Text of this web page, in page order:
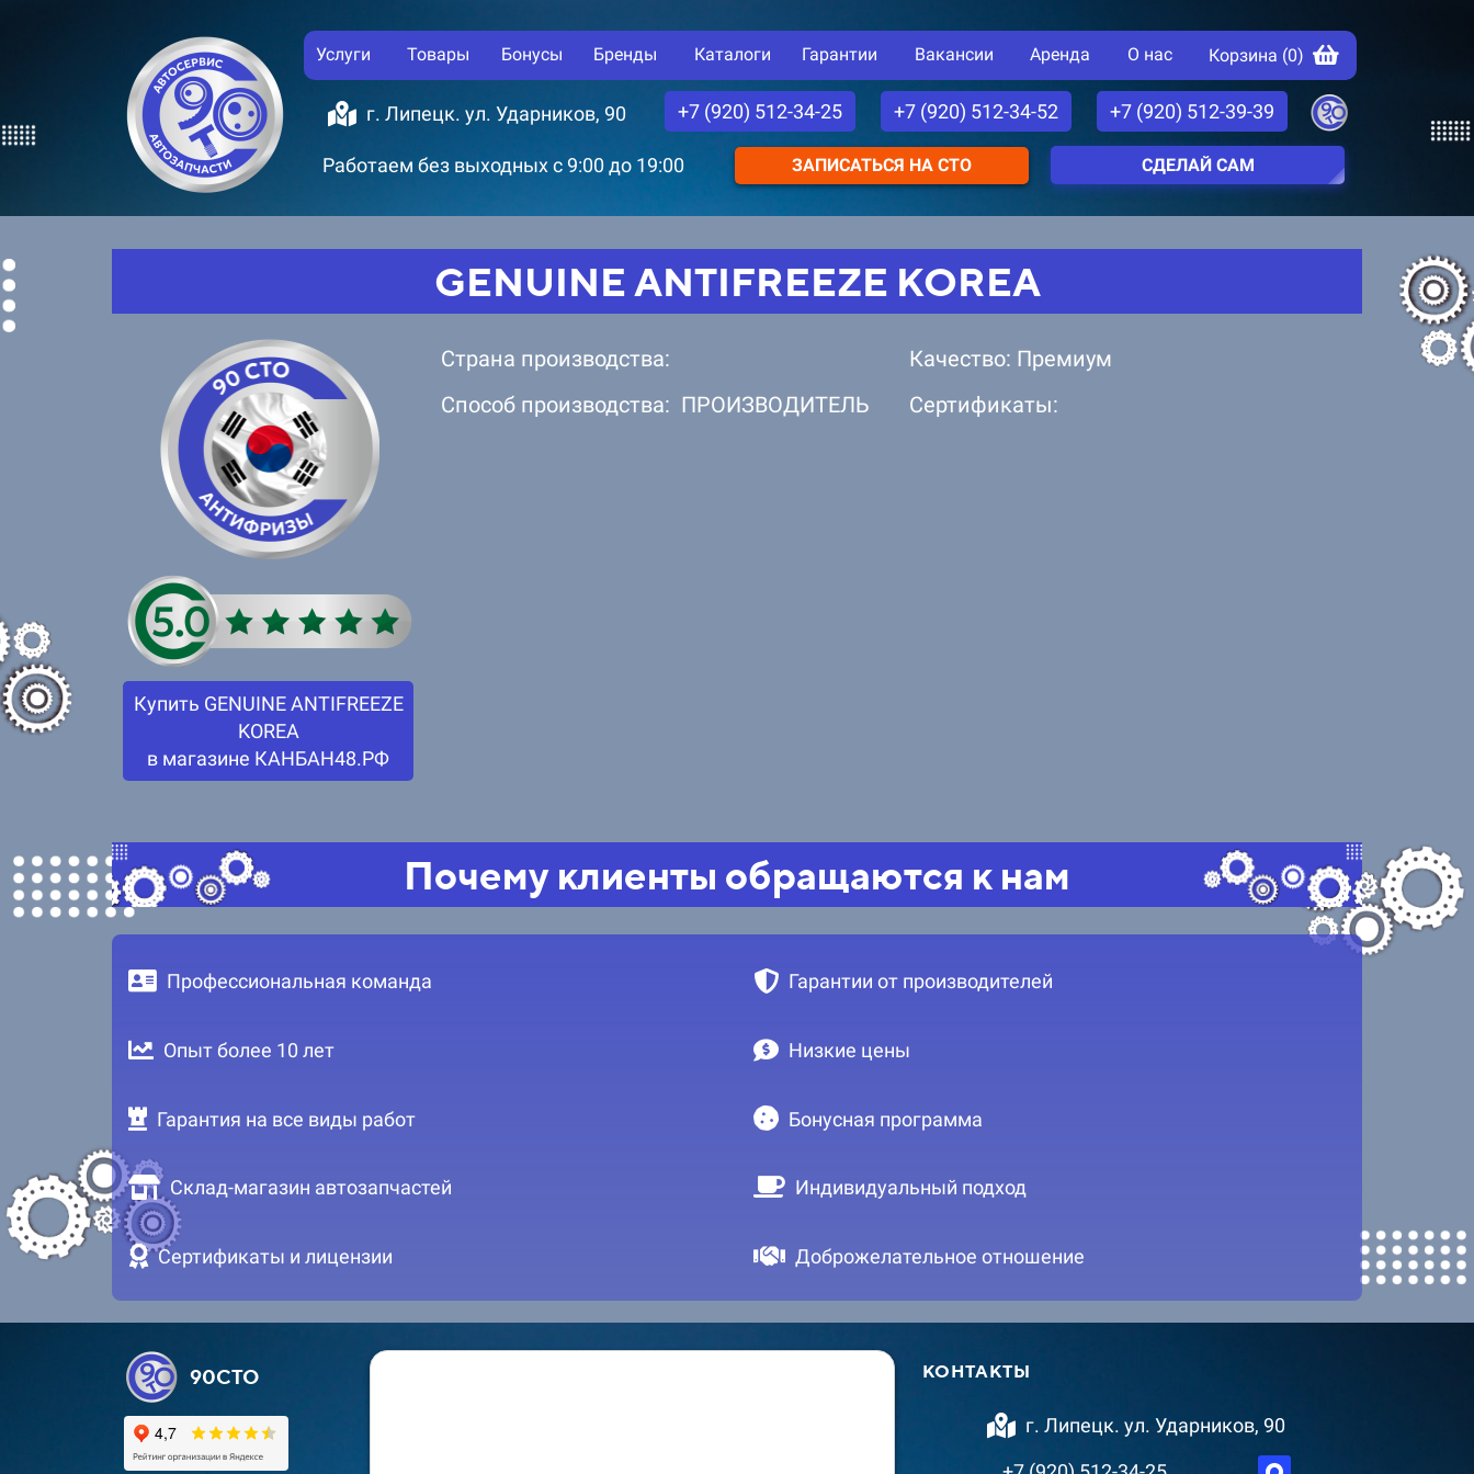
Услуги Товары Бонусы Бренды Каталоги Гарантии Вакансии Аренда О нас Корзина (0)
г. Липецк. ул. Ударников, 90 +7 (920) 512-34-25 +7 (920) 512-34-52 +7 (920) 512-39-39
Работаем без выходных с 9:00 до 19:00 ЗАПИСАТЬСЯ НА СТО СДЕЛАЙ САМ
GENUINE ANTIFREEZE KOREA
Купить GENUINE ANTIFREEZE
KOREA
в магазине КАНБАН48.РФ
Страна производства:
Способ производства: ПРОИЗВОДИТЕЛЬ
Качество: Премиум
Сертификаты:
Почему клиенты обращаются к нам
Профессиональная команда
Опыт более 10 лет
Гарантия на все виды работ
Склад-магазин автозапчастей
Сертификаты и лицензии
Гарантии от производителей
Низкие цены
Бонусная программа
Индивидуальный подход
Доброжелательное отношение
90СТО КОНТАКТЫ
г. Липецк. ул. Ударников, 90